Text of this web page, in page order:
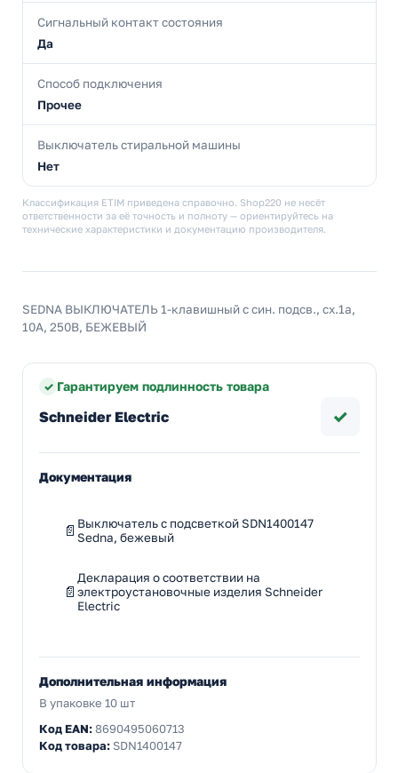
Сигнальный контакт состояния
Да
Способ подключения
Прочее
Выключатель стиральной машины
Нет
Классификация ETIM приведена справочно. Shop220 не несёт
ответственности за её точность и полноту — ориентируйтесь на
технические характеристики и документацию производителя.
SEDNA ВЫКЛЮЧАТЕЛЬ 1-клавишный с син. подсв., сх.1а,
10А, 250В, БЕЖЕВЫЙ
Гарантируем подлинность товара
Schneider Electric ✓
Документация
Выключатель с подсветкой SDN1400147
Sedna, бежевый
Декларация о соответствии на
электроустановочные изделия Schneider
Electric
Дополнительная информация
В упаковке 10 шт
Код EAN:8690495060713
Код товара: SDN1400147